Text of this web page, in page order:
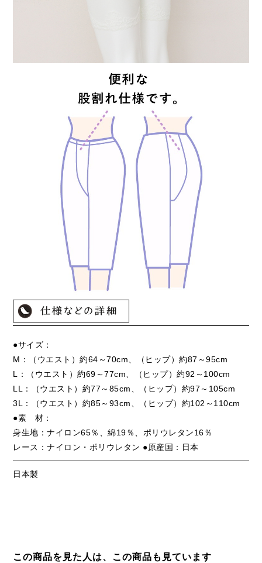
●サイズ：
M：（ウエスト）約64～70cm、（ヒップ）約87～95cm
L：（ウエスト）約69～77cm、（ヒップ）約92～100cm
LL：（ウエスト）約77～85cm、（ヒップ）約97～105cm
3L：（ウエスト）約85～93cm、（ヒップ）約102～110cm
●素 材：
身生地：ナイロン65％、綿19％、ポリウレタン16％
レース：ナイロン・ポリウレタン ●原産国：日本
日本製
この商品を見た人は、この商品も見ています